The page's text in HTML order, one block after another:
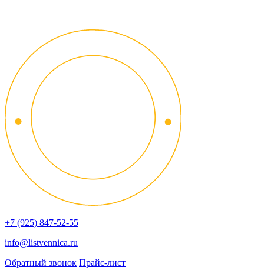
+7 (925) 847-52-55
info@listvennica.ru
Обратный звонок Прайс-лист